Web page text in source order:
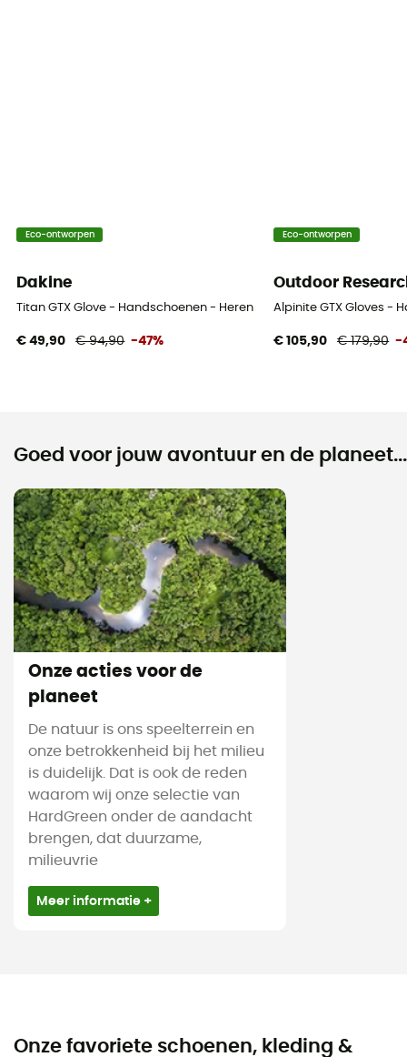
Eco-ontworpen
Dakine
Titan GTX Glove - Handschoenen - Heren
€ 49,90 € 94,90 -47%
Eco-ontworpen
Outdoor
Alpinite GTX Gloves -
€ 105,90 € 179,90 -
Goed voor jouw avontuur en de planeet...
Onze acties voor de
planeet
De natuur is ons speelterrein en
onze betrokkenheid bij het milieu
is duidelijk. Dat is ook de reden
waarom wij onze selectie van
HardGreen onder de aandacht
brengen, dat duurzame,
milieuvrie
Meer informatie +
Onze favoriete schoenen, kleding &